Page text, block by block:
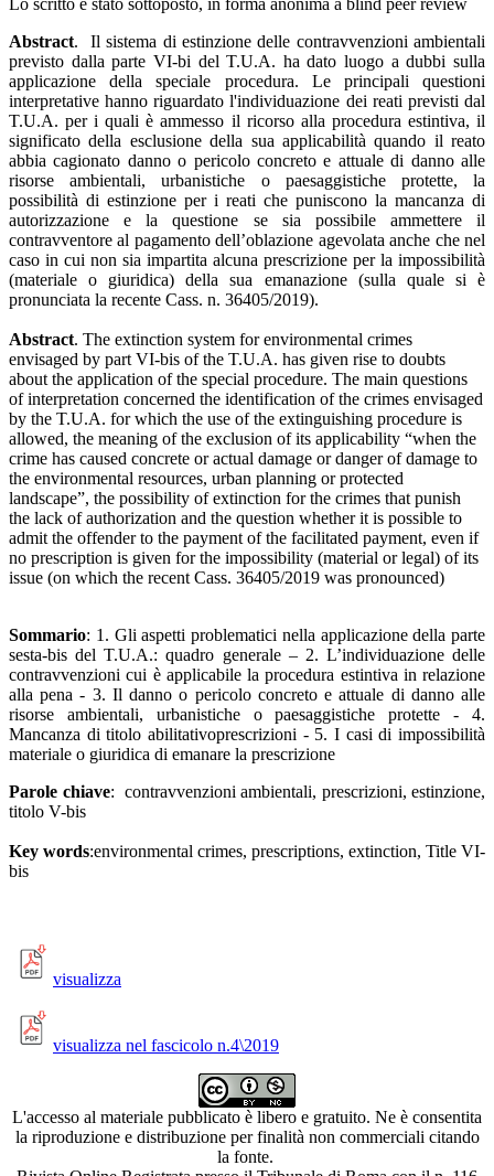
Abstract. Il sistema di estinzione delle contravvenzioni ambientali
previsto dalla parte VI-bi del T.U.A. ha dato luogo a dubbi sulla
applicazione della speciale procedura. Le principali questioni
interpretative hanno riguardato l'individuazione dei reati previsti dal
T.U.A. per i quali è ammesso il ricorso alla procedura estintiva, il
significato della esclusione della sua applicabilità quando il reato
abbia cagionato danno o pericolo concreto e attuale di danno alle
risorse ambientali, urbanistiche o paesaggistiche protette, la
possibilità di estinzione per i reati che puniscono la mancanza di
autorizzazione e la questione se sia possibile ammettere il
contravventore al pagamento dell’oblazione agevolata anche che nel
caso in cui non sia impartita alcuna prescrizione per la impossibilità
(materiale o giuridica) della sua emanazione (sulla quale si è
pronunciata la recente Cass. n. 36405/2019).
Abstract. The extinction system for environmental crimes
envisaged by part VI-bis of the T.U.A. has given rise to doubts
about the application of the special procedure. The main questions
of interpretation concerned the identification of the crimes envisaged
by the T.U.A. for which the use of the extinguishing procedure is
allowed, the meaning of the exclusion of its applicability “when the
crime has caused concrete or actual damage or danger of damage to
the environmental resources, urban planning or protected
landscape”, the possibility of extinction for the crimes that punish
the lack of authorization and the question whether it is possible to
admit the offender to the payment of the facilitated payment, even if
no prescription is given for the impossibility (material or legal) of its
issue (on which the recent Cass. 36405/2019 was pronounced)
Sommario: 1. Gli aspetti problematici nella applicazione della parte
sesta-bis del T.U.A.: quadro generale – 2. L’individuazione delle
contravvenzioni cui è applicabile la procedura estintiva in relazione
alla pena - 3. Il danno o pericolo concreto e attuale di danno alle
risorse ambientali, urbanistiche o paesaggistiche protette - 4.
Mancanza di titolo abilitativoprescrizioni - 5. I casi di impossibilità
materiale o giuridica di emanare la prescrizione
Parole chiave: contravvenzioni ambientali, prescrizioni, estinzione,
titolo V-bis
Key words:environmental crimes, prescriptions, extinction, Title VI-
bis
visualizza
visualizza nel fascicolo n.4\2019
L'accesso al materiale pubblicato è libero e gratuito. Ne è consentita
la riproduzione e distribuzione per finalità non commerciali citando
la fonte.